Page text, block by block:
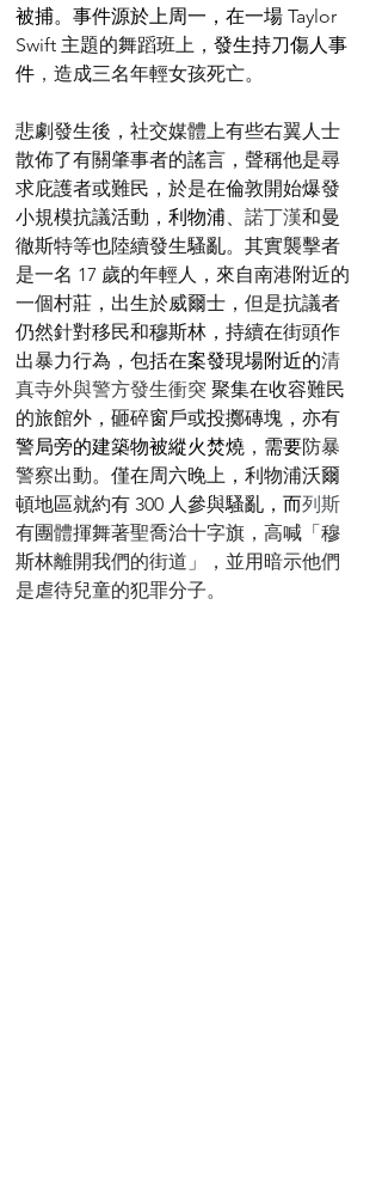
被捕。事件源於上周一，在一場 Taylor
Swift 主題的舞蹈班上， 發生持刀傷人事
件 ， 造成三名年輕女孩死亡。
悲劇發生後，社交媒體上有些右翼人士
散佈了有關肇事者的謠言，聲稱他是尋
求庇護者或難民，於是在倫敦開始爆發
小規模抗議活動， 利物浦、 諾丁漢和曼
徹斯特等也陸續發生騷亂。其實襲擊者
是一名 17 歲的年輕人，來自南港附近的
一個村莊，出生於威爾士，但是抗議者
仍然針對移民和穆斯林，持續在街頭作
出暴力行為，包括在案發現場附近的清
真寺外與警方發生衝突 聚集在收容難民
的旅館外，砸碎窗戶或投擲磚塊，亦有
警局旁的建築物被縱火焚燒 ， 需要防暴
警察出動。僅在周六晚上，利物浦沃爾
頓地區就約有 300 人參與騷亂， 而列斯
有團體揮舞著聖喬治十字旗，高喊「穆
斯林離開我們的街道」，並用暗示他們
是虐待兒童的犯罪分子。